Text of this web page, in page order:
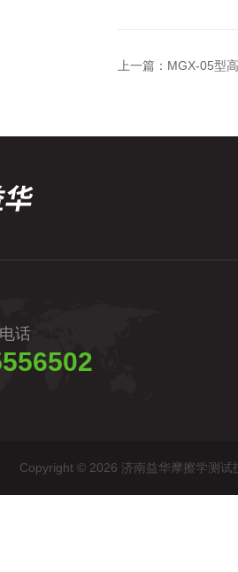
上一篇： MGX-05型
话
Copyright © 2026 济南益华摩擦学测